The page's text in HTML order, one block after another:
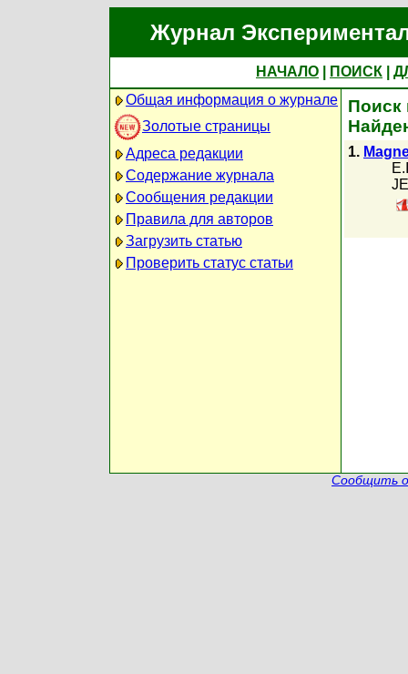
Журнал
НАЧАЛО ПОИСК
Общая информация о журнале
Золотые страницы
Адреса редакции
Содержание журнала
Сообщения редакции
Правила для авторов
Загрузить статью
Проверить статус статьи
Поиск
1.
Сообщить о